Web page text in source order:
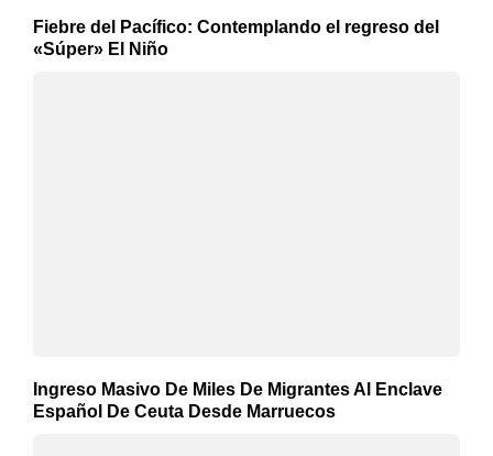
Fiebre del Pacífico: Contemplando el regreso del
«Súper» El Niño
Ingreso Masivo De Miles De Migrantes Al Enclave
Español De Ceuta Desde Marruecos